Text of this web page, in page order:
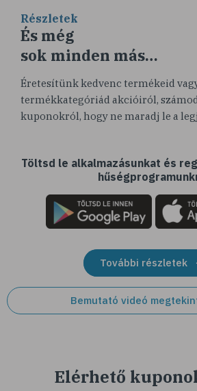
Részletek
És még
sok minden más…
Éretesítünk kedvenc termékeid
termékkategóriád akcióiról,
kuponokról, hogy ne maradj le a
Töltsd le alkalmazásunkat és
További részletek
Bemutató videó
Elérhető